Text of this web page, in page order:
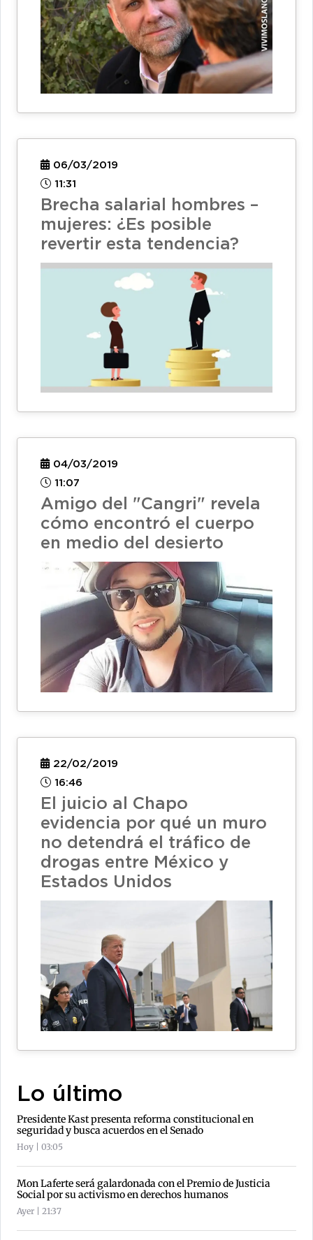
06/03/2019
11:31
Brecha salarial hombres –
mujeres: ¿Es posible
revertir esta tendencia?
04/03/2019
11:07
Amigo del "Cangri" revela
cómo encontró el cuerpo
en medio del desierto
22/02/2019
16:46
El juicio al Chapo
evidencia por qué un muro
no detendrá el tráfico de
drogas entre México y
Estados Unidos
Lo último
Presidente Kast presenta reforma constitucional en
seguridad y busca acuerdos en el Senado
Hoy | 03:05
Mon Laferte será galardonada con el Premio de Justicia
Social por su activismo en derechos humanos
Ayer | 21:37